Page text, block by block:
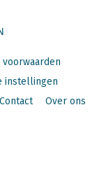
instellingen
Over ons